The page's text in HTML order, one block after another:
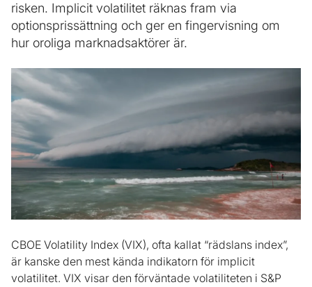
risken. Implicit volatilitet räknas fram via
optionsprissättning och ger en fingervisning om
hur oroliga marknadsaktörer är.
CBOE Volatility Index (VIX), ofta kallat “rädslans index”,
är kanske den mest kända indikatorn för implicit
volatilitet. VIX visar den förväntade volatiliteten i S&P